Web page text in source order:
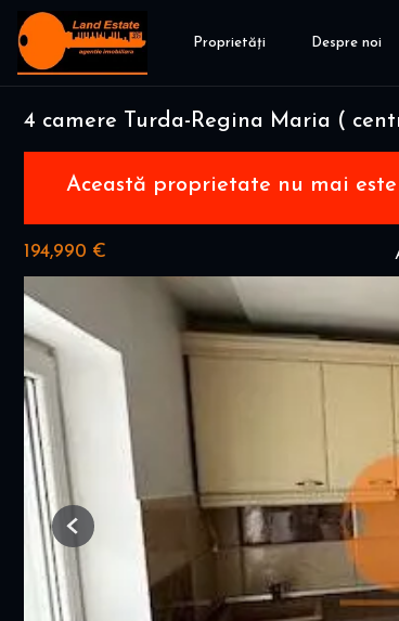
Proprietăți Despre noi
4 camere Turda-Regina Maria (
Această proprietate nu mai
194,990 €
Previous